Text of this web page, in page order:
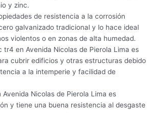
y zinc.
de resistencia a la corrosión
galvanizado tradicional y lo hace ideal
violentos o en zonas de alta humedad.
tr4 en Avenida Nicolas de Pierola Lima es
cubrir edificios y otras estructuras debido
a la intemperie y facilidad de
Avenida Nicolas de Pierola Lima es
y tiene una buena resistencia al desgaste